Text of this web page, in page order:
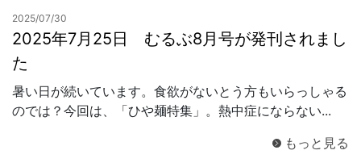
2025/07/30
2025年7月25日 むるぶ8月号が発刊されまし
た
暑い日が続いています。食欲がないとう方もいらっしゃる
のでは？今回は、「ひや麺特集」。熱中症にならない...
もっと見る